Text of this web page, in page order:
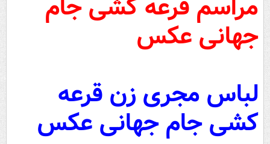
مراسم قرعه کشی جام
جهانی عکس
لباس مجری زن قرعه
کشی جام جهانی عکس